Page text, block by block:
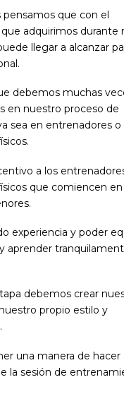
pensamos que con el
adquirimos durante
llegar a alcanzar
debemos muchas
en nuestro proceso de
sea en entrenadores o
a los
que comiencen en
experiencia y poder
aprender
debemos crear
propio estilo y
una manera de hacer
la sesión de